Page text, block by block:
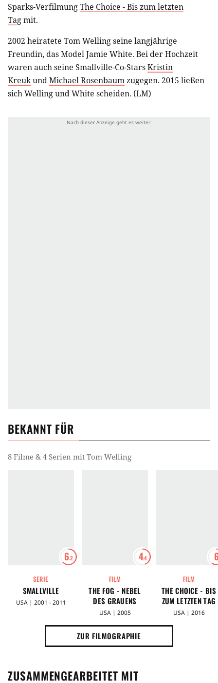
Sparks-VerfilmungThe Choice - Bis zum letzten
Tagmit.
2002 heiratete Tom Welling seine langjährige
Freundin, das Model Jamie White. Bei der Hochzeit
waren auch seine Smallville-Co-StarsKristin
KreukundMichael Rosenbaumzugegen. 2015 ließen
sich Welling und White scheiden. (LM)
BEKANNT FÜR
8 Filme & 4 Serien mit Tom Welling
6.2
SERIE
SMALLVILLE
USA | 2001 - 2011
4.4
FILM
THE FOG - NEBEL
DES GRAUENS
USA | 2005
FILM
THE CHOICE - BIS
ZUM LETZTEN TAG
USA | 2016
ZUR FILMOGRAPHIE
ZUSAMMENGEARBEITET MIT